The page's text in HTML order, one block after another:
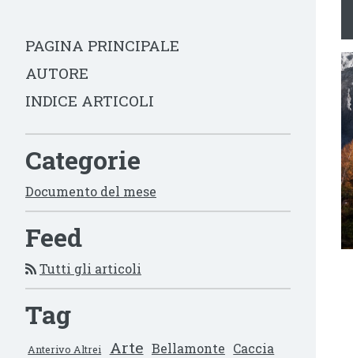
PAGINA PRINCIPALE
AUTORE
INDICE ARTICOLI
Categorie
Documento del mese
Feed
Tutti gli articoli
Tag
Anterivo Altrei Arte Bellamonte Caccia